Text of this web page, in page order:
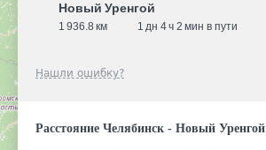
Новый Уренгой
1 936.8 км 1 дн 4 ч 2 мин в пути
Нашли ошибку?
Расстояние Челябинск - Новый Уренгой